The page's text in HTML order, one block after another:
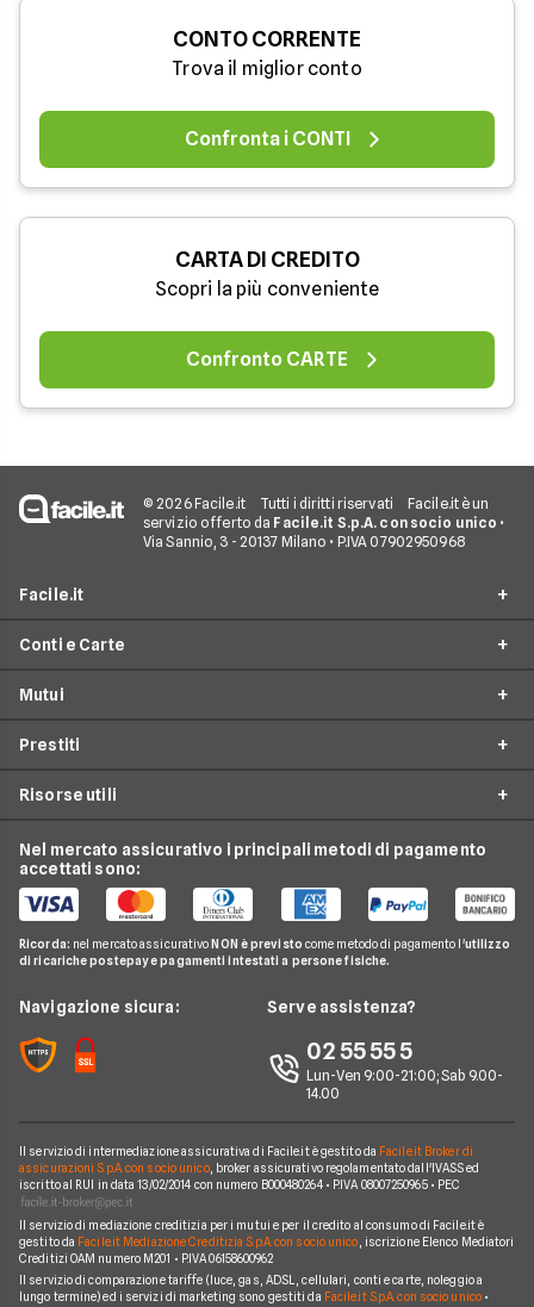
CONTO CORRENTE
Trova il miglior conto
Confronta i CONTI
CARTA DI CREDITO
Scopri la più conveniente
Confronto CARTE
© 2026 Facile.it Tutti i diritti riservati
Facile.it è un
servizio offerto da Facile.it S.p.A. con socio unico •
Via Sannio, 3 - 20137 Milano • P.IVA 07902950968
Facile.it
Prestiti
Mutui
Conti e Carte
Telefonia Mobile
Pay TV
Noleggio Lungo Termine
News
Chi siamo
Perché scegliere Facile.it
Mappa del sito
Conti e Carte
Conto Corrente
Conto Deposito
Carta Prepagata
Mutui
Mutuo Prima Casa
Mutui Seconda Casa
Calcolo Rata Mutuo
Mutui INPDAP
Mutui Ristrutturazione
Prestiti
Prestito Personale
Cessione del Quinto
Prestito Auto
Piccoli Prestiti
Prestiti Veloci
Prestito INPS/INPDAP
Prestiti a Protestati
Consolidamento Debiti
Prestiti Moto
Prestiti per disoccupati
Prestiti senza busta paga
Risorse utili
Guide Prestiti
Guide Mutui
Guide Conti
Guide Carte
News Prestiti
News Carte
Nel mercato assicurativo i principali metodi di pagamento
accettati sono:
Ricorda: nel mercato assicurativo NON è previsto come metodo di pagamento l'utilizzo
di ricariche postepay e pagamenti intestati a persone fisiche.
Navigazione sicura: Serve assistenza?
02 55 55 5
Lun-Ven 9:00-21:00; Sab 9.00-
14.00
Il servizio di intermediazione assicurativa di Facile.it è gestito da Facile.it Broker di
assicurazioni S.p.A. con socio unico, broker assicurativo regolamentato dall'IVASS ed
iscritto al RUI in data 13/02/2014 con numero B000480264 • P.IVA 08007250965 • PEC
Il servizio di mediazione creditizia per i mutui e per il credito al consumo di Facile.it è
gestito da Facile.it Mediazione Creditizia S.p.A. con socio unico , iscrizione Elenco Mediatori
Creditizi OAM numero M201 • P.IVA 06158600962
Il servizio di comparazione tariffe (luce, gas, ADSL, cellulari, conti e carte, noleggio a
lungo termine) ed i servizi di marketing sono gestiti da Facile.it S.p.A. con socio unico•